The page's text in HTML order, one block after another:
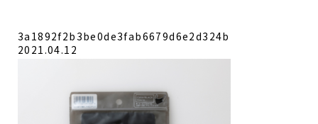
3a1892f2b3be0de3fab6679d6e2d324b
2021.04.12